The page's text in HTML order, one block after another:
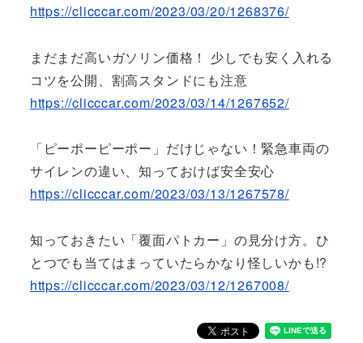
https://clicccar.com/2023/03/20/1268376/
まだまだ高いガソリン価格！ 少しでも安く入れる
コツを公開、割高スタンドにも注意
https://clicccar.com/2023/03/14/1267652/
「ピーポーピーポー」だけじゃない！緊急車両の
サイレンの違い、知っておけば安全安心
https://clicccar.com/2023/03/13/1267578/
知っておきたい「覆面パトカー」の見分け方。ひ
とつでも当てはまっていたらかなり怪しいかも!?
https://clicccar.com/2023/03/12/1267008/